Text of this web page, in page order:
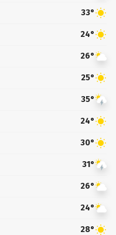
33°
24°
26°
25°
35°
24°
30°
31°
26°
24°
28°